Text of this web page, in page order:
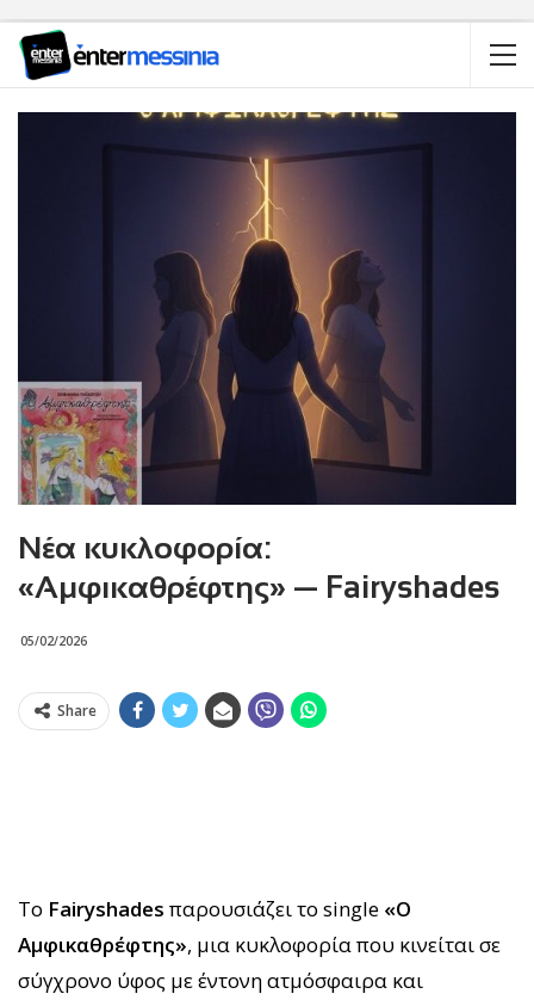
Νέα κυκλοφορία:
«Αμφικαθρέφτης» — Fairyshades
05/02/2026
Share
Το Fairyshades παρουσιάζει το single «O
Αμφικαθρέφτης», μια κυκλοφορία που κινείται σε
σύγχρονο ύφος με έντονη ατμόσφαιρα και